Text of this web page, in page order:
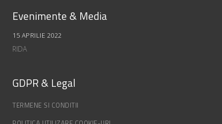
Evenimente & Media
15 APRILIE 2022
RIDA
GDPR & Legal
TERMENE SI CONDITII